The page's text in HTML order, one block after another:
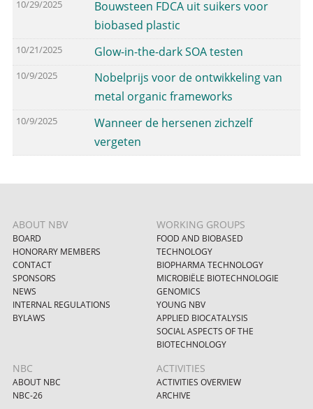
10/29/2025
Bouwsteen FDCA uit suikers voor
biobased plastic
10/21/2025 Glow-in-the-dark SOA testen
10/9/2025
Nobelprijs voor de ontwikkeling van
metal organic frameworks
10/9/2025
Wanneer de hersenen zichzelf
vergeten
ABOUT NBV
BOARD
HONORARY MEMBERS
CONTACT
SPONSORS
NEWS
INTERNAL REGULATIONS
BYLAWS
WORKING GROUPS
FOOD AND BIOBASED
TECHNOLOGY
BIOPHARMA TECHNOLOGY
MICROBIËLE BIOTECHNOLOGIE
GENOMICS
YOUNG NBV
APPLIED BIOCATALYSIS
SOCIAL ASPECTS OF THE
BIOTECHNOLOGY
NBC
ABOUT NBC
NBC-26
ACTIVITIES
ACTIVITIES OVERVIEW
ARCHIVE